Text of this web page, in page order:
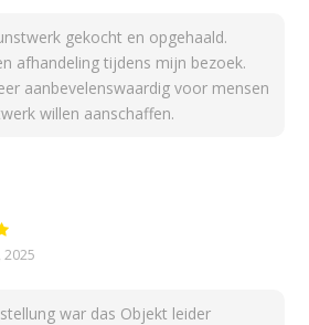
gekocht en opgehaald.
afhandeling tijdens mijn bezoek.
aanbevelenswaardig voor mensen
willen aanschaffen.
2025
war das Objekt leider